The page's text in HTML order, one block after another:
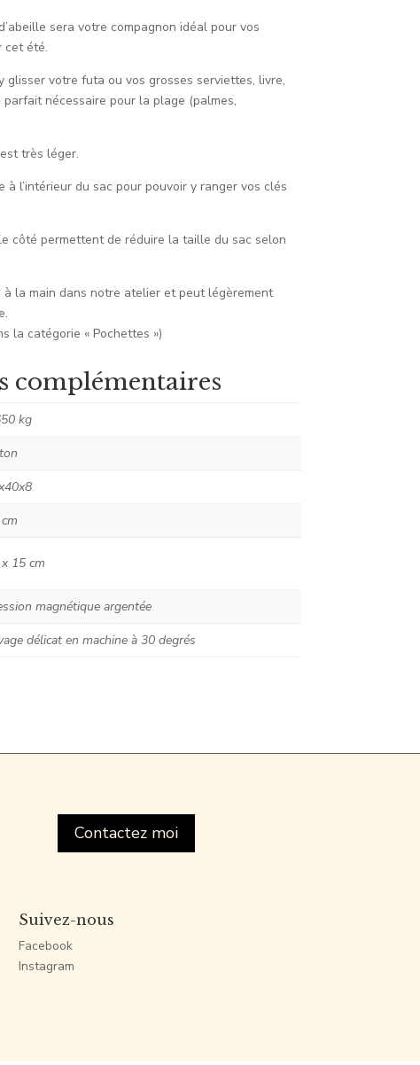
sera votre compagnon idéal pour vos
cet été.
glisser votre futa ou vos grosses serviettes, livre,
nécessaire pour la plage (palmes,
très léger.
l’intérieur du sac pour pouvoir y ranger vos clés
côté permettent de réduire la taille du sac selon
la main dans notre atelier et peut légèrement
la catégorie « Pochettes »)
complémentaires
kg
15 cm
magnétique argentée
délicat en machine à 30 degrés
Contactez moi
Suivez-nous
Facebook
Instagram